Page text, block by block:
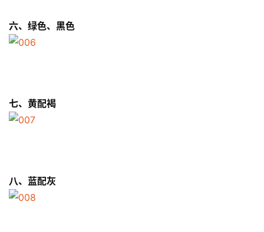
六、绿色、黑色
七、黄配褐
八、蓝配灰